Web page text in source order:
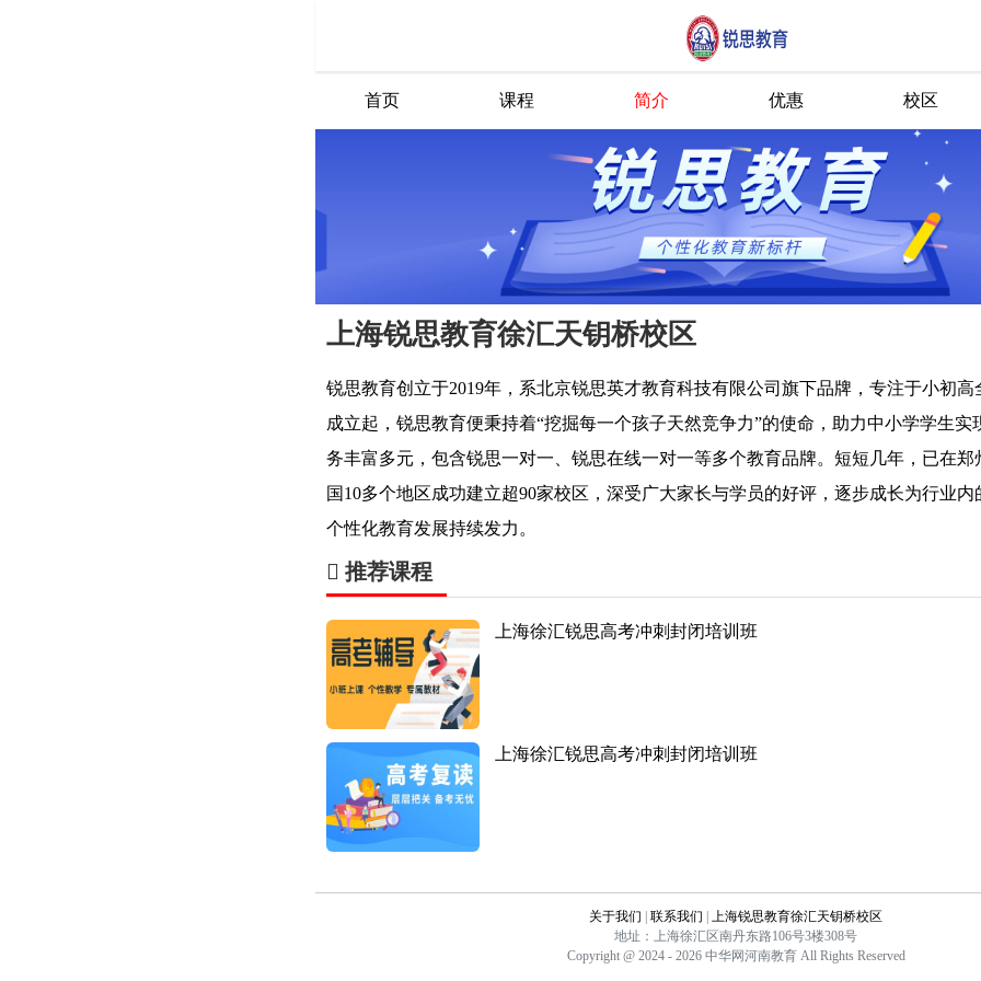
首页 课程 简介 优惠 校区
上海锐思教育徐汇天钥桥校区
锐思教育创立于2019年，系北京锐思英才教育科技有限公司旗下品牌，专注于小初高
成立起，锐思教育便秉持着“挖掘每一个孩子天然竞争力”的使命，助力中小学学生实
务丰富多元，包含锐思一对一、锐思在线一对一等多个教育品牌。短短几年，已在郑
国10多个地区成功建立超90家校区，深受广大家长与学员的好评，逐步成长为行业
个性化教育发展持续发力。
推荐课程
上海徐汇锐思高考冲刺封闭培训班
上海徐汇锐思高考冲刺封闭培训班
关于我们 联系我们
上海锐思教育徐汇天钥桥校区
地址：上海徐汇区南丹东路106号3楼308号
Copyright @ 2024 - 2026 中华网河南教育 All Rights Reserved